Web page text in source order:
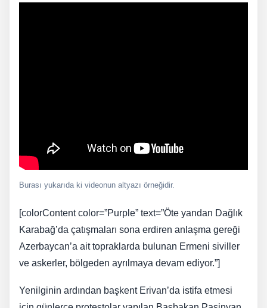
Burası yukarıda ki videonun altyazı örneğidir.
[colorContent color=”Purple” text=”Öte yandan Dağlık
Karabağ’da çatışmaları sona erdiren anlaşma gereği
Azerbaycan’a ait topraklarda bulunan Ermeni siviller
ve askerler, bölgeden ayrılmaya devam ediyor.”]
Yenilginin ardından başkent Erivan’da istifa etmesi